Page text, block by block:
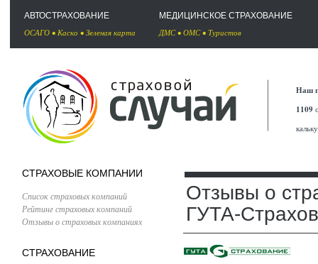
АВТОСТРАХОВАНИЕ
ОСАГО • Каско • Зеленая карта
МЕДИЦИНСКОЕ СТРАХОВАНИЕ
ДМС• ОМС• Туристов
Наш
1109
СТРАХОВЫЕ КОМПАНИИ
Список страховых компаний
Рейтинг страховых компаний
Отзывы о страховых компаниях
СТРАХОВАНИЕ
Отзывы о
ГУТА-